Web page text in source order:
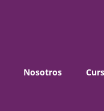
Nosotros